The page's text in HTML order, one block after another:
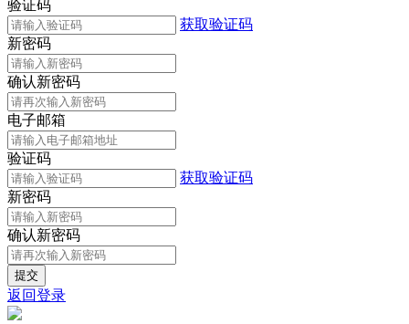
验证码
获取验证码
新密码
确认新密码
电子邮箱
验证码
获取验证码
新密码
确认新密码
返回登录